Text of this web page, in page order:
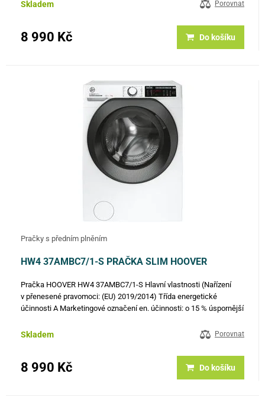
Skladem Porovnat
8 990 Kč Do košíku
Pračky s předním plněním
HW4 37AMBC7/1-S PRAČKA SLIM HOOVER
Pračka HOOVER HW4 37AMBC7/1-S Hlavní vlastnosti (Nařízení
v přenesené pravomoci: (EU) 2019/2014) Třída energetické
účinnosti A Marketingové označení en. účinnosti: o 15 % úspornější
Skladem Porovnat
8 990 Kč Do košíku